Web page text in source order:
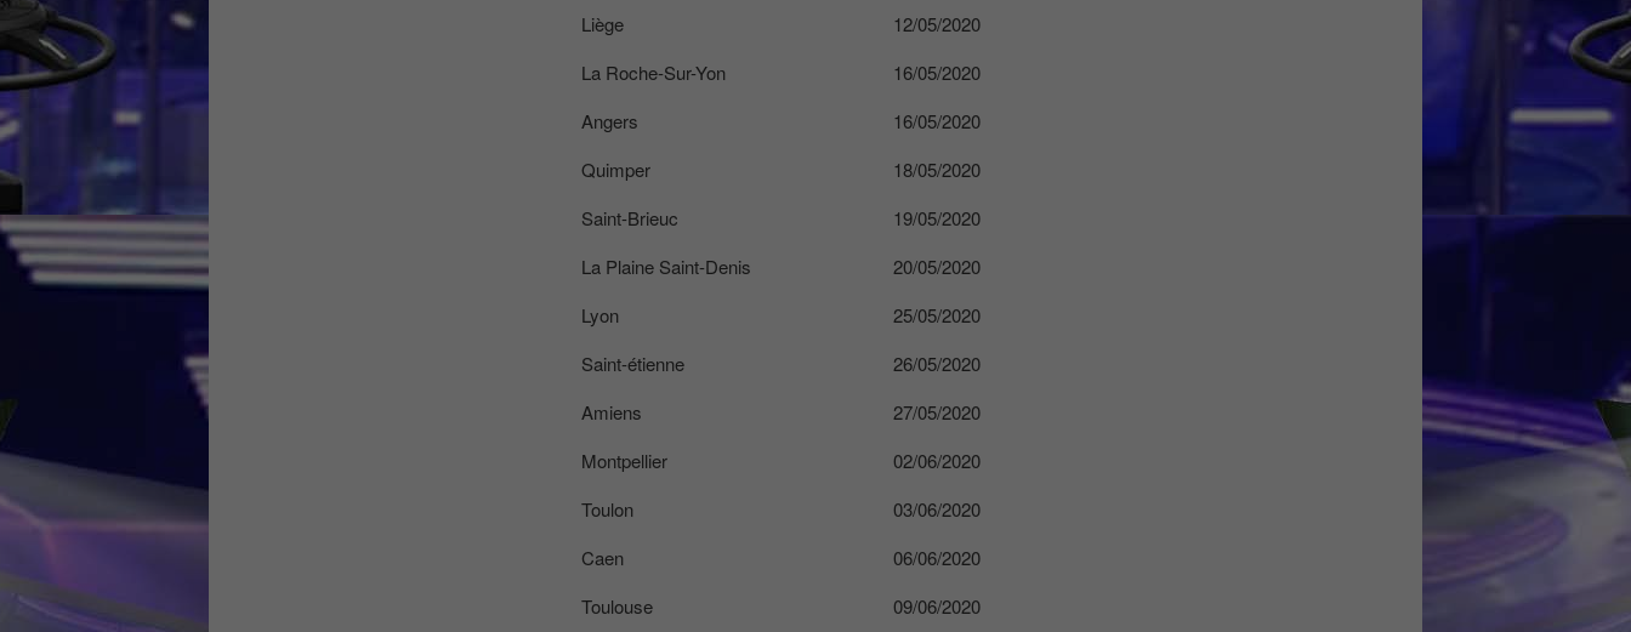
Liège
12/05/2020
La Roche-Sur-Yon
16/05/2020
Angers
16/05/2020
Quimper
18/05/2020
Saint-Brieuc
19/05/2020
La Plaine Saint-Denis
20/05/2020
Lyon
25/05/2020
Saint-étienne
26/05/2020
Amiens
27/05/2020
Montpellier
02/06/2020
Toulon
03/06/2020
Caen
06/06/2020
Toulouse
09/06/2020